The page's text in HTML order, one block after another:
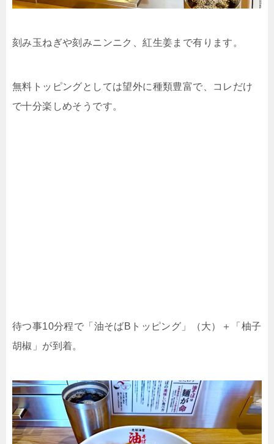
刻み玉ねぎや刻みニンニク、紅生姜まで有ります。
無料トッピングとしては望外に種類豊富で、コレだけ
で十分楽しめそうです。
待つ事10分程で「油そばBトッピング」（大）＋「柚子
胡椒」が到着。